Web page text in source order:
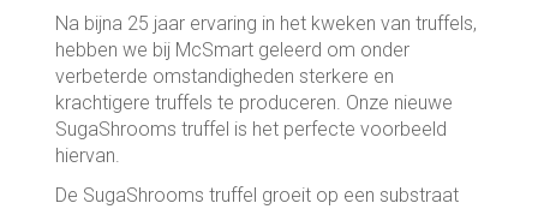
Na bijna 25 jaar ervaring in het kweken van truffels,
hebben we bij McSmart geleerd om onder
verbeterde omstandigheden sterkere en
krachtigere truffels te produceren. Onze nieuwe
SugaShrooms truffel is het perfecte voorbeeld
hiervan.
De SugaShrooms truffel groeit op een substraat